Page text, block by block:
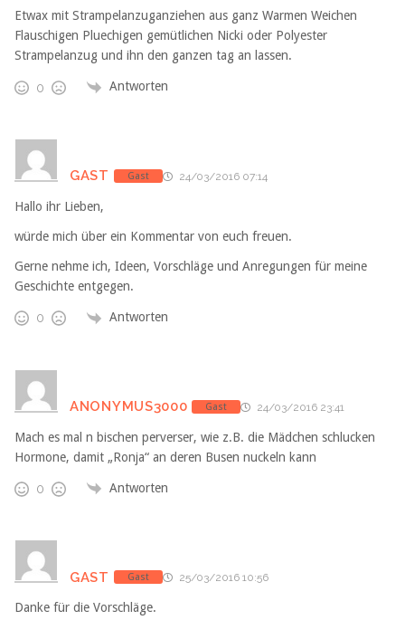
Etwax mit Strampelanzuganziehen aus ganz Warmen Weichen
Flauschigen Pluechigen gemütlichen Nicki oder Polyester
Strampelanzug und ihn den ganzen tag an lassen.
0 Antworten
GAST Gast 24/03/2016 07:14
Hallo ihr Lieben,
würde mich über ein Kommentar von euch freuen.
Gerne nehme ich, Ideen, Vorschläge und Anregungen für meine
Geschichte entgegen.
0 Antworten
ANONYMUS3000 Gast 24/03/2016 23:41
Mach es mal n bischen perverser, wie z.B. die Mädchen schlucken
Hormone, damit „Ronja“ an deren Busen nuckeln kann
0 Antworten
GAST Gast 25/03/2016 10:56
Danke für die Vorschläge.